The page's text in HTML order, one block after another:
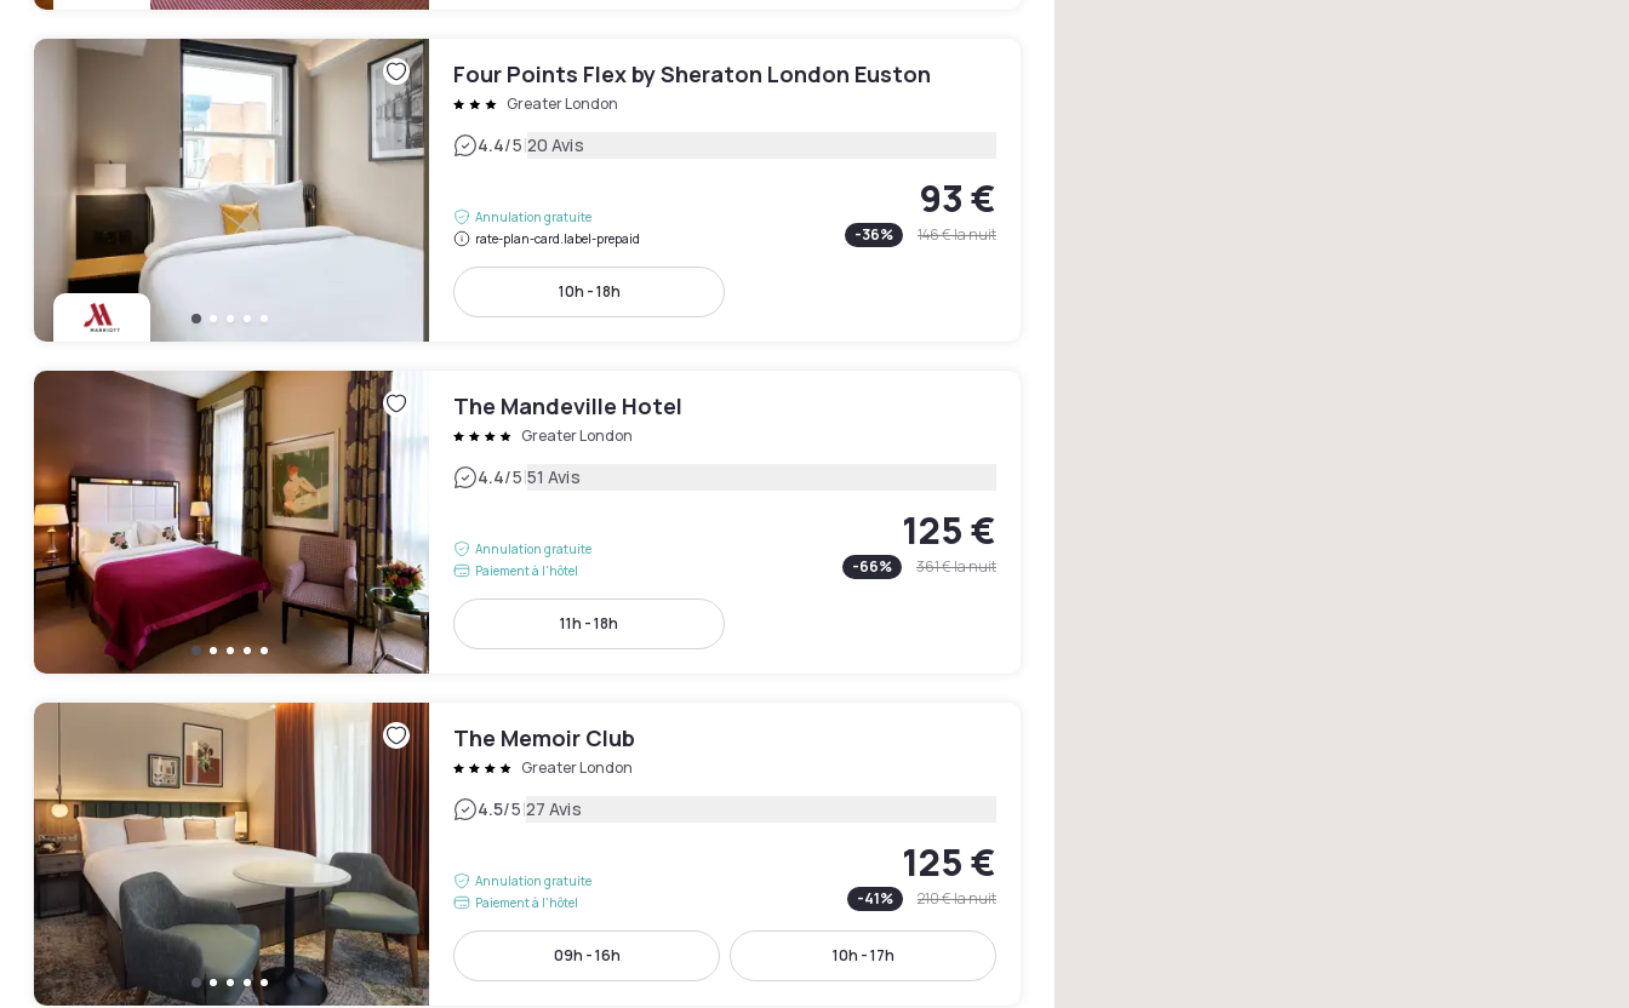
Four Points Flex by Sheraton London Euston
Greater London
4.4/5|20 Avis
Annulation gratuite
rate-plan-card.label-prepaid
93 €
-36% 146 €la nuit
10h - 18h
The Mandeville Hotel
Greater London
4.4/5|51 Avis
Annulation gratuite
Paiement à l'hôtel
125 €
-66% 361 €la nuit
11h - 18h
The Memoir Club
Greater London
4.5/5|27 Avis
Annulation gratuite
Paiement à l'hôtel
125 €
-41% 210 €la nuit
09h - 16h 10h - 17h